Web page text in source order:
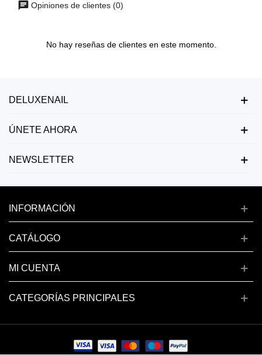
Opiniones de clientes (0)
No hay reseñas de clientes en este momento.
DELUXENAIL
ÚNETE AHORA
NEWSLETTER
INFORMACIÓN
CATÁLOGO
MI CUENTA
CATEGORÍAS PRINCIPALES